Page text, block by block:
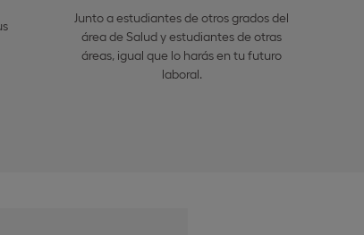
Junto a estudiantes de otros grados del
área de Salud y estudiantes de otras
áreas, igual que lo harás en tu futuro
laboral.